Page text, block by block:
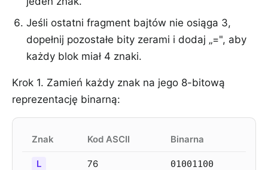
Jeśli ostatni fragment bajtów nie osiąga 3,
dopełnij pozostałe bity zerami i dodaj „=", aby
każdy blok miał 4 znaki.
Krok 1. Zamień każdy znak na jego 8-bitową
reprezentację binarną:
Znak Kod ASCII Binarna
L 76 01001100